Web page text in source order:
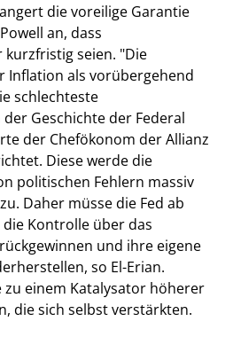
die voreilige Garantie
an, dass
seien. "Die
Inflation als vorübergehend
schlechteste
Geschichte der Federal
der Chefökonom der Allianz
Diese werde die
politischen Fehlern massiv
Daher müsse die Fed ab
Kontrolle über das
und ihre eigene
so El-Erian.
zu einem Katalysator höherer
die sich selbst verstärkten.